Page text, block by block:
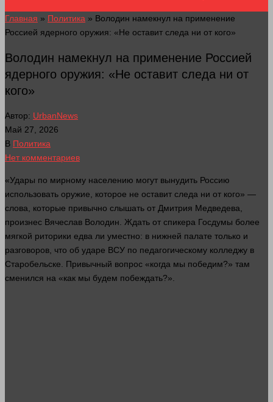
Главная » Политика » Володин намекнул на применение
Россией ядерного оружия: «Не оставит следа ни от кого»
Володин намекнул на применение Россией
ядерного оружия: «Не оставит следа ни от
кого»
Автор: UrbanNews
Май 27, 2026
В Политика
Нет комментариев
«Удары по мирному населению могут вынудить Россию
использовать оружие , которое не оставит следа ни от кого» —
слова , которые привычно слышать от Дмитрия Медведева,
произнес Вячеслав Володин. Ждать от спикера Госдумы более
мягкой риторики едва ли уместно: в нижней палате только и
разговоров, что об ударе ВСУ по педагогическому колледжу в
Старобельске. Привычный вопрос «когда мы победим?» там
сменился на «как мы будем побеждать?».